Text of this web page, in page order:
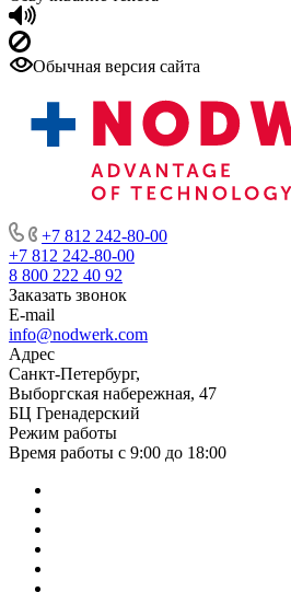
Обычная версия сайта
+7 812 242-80-00
+7 812 242-80-00
8 800 222 40 92
Заказать звонок
E-mail
info@nodwerk.com
Адрес
Санкт-Петербург,
Выборгская набережная, 47
БЦ Гренадерский
Режим работы
Время работы с 9:00 до 18:00